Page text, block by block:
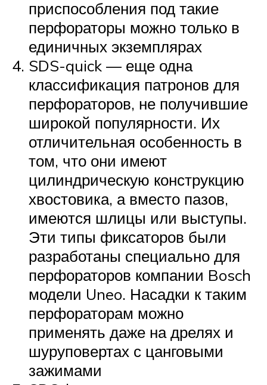
приспособления под такие
перфораторы можно только в
единичных экземплярах
SDS-quick — еще одна
классификация патронов для
перфораторов, не получившие
широкой популярности. Их
отличительная особенность в
том, что они имеют
цилиндрическую конструкцию
хвостовика, а вместо пазов,
имеются шлицы или выступы.
Эти типы фиксаторов были
разработаны специально для
перфораторов компании Bosch
модели Uneo. Насадки к таким
перфораторам можно
применять даже на дрелях и
шуруповертах с цанговыми
зажимами